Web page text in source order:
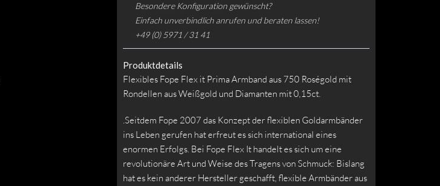
Besondere Konfiguration gewünscht?
Einfach unverbindlich anrufen und beraten lassen!
+49 (0) 5971 / 31 41
Produktdetails
Flexibles Fope Flex it Prima Armband aus 750 Roségold mit
Rondellen aus Weißgold und Diamanten mit 0,15ct.
.Seitdem Fope 2007 das Konzept der flexiblen Goldarmbänder
ins Leben gerufen hat erfreut es sich international eines
enormen Erfolgs. Bei Fope Flex It handelt es sich um eine
revolutionäre Art und Weise des Tragens von Schmuck: Bislang
hat es kein anderer Hersteller geschafft, flexible Armbänder aus